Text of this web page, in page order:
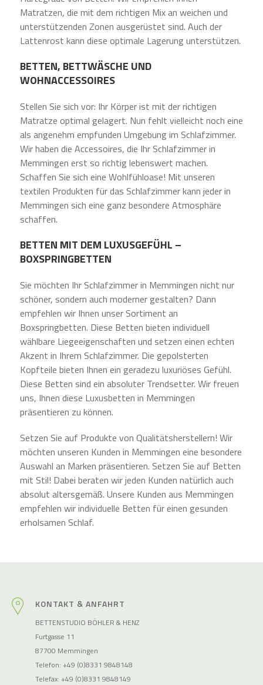
Matratzen, die mit dem richtigen Mix an weichen und
unterstützenden Zonen ausgerüstet sind. Auch der
Lattenrost kann diese optimale Lagerung unterstützen.
BETTEN, BETTWÄSCHE UND
WOHNACCESSOIRES
Stellen Sie sich vor: Ihr Körper ist mit der richtigen
Matratze optimal gelagert. Nun fehlt vielleicht noch eine
als angenehm empfunden Umgebung im Schlafzimmer.
Wir haben die Accessoires, die Ihr Schlafzimmer in
Memmingen erst so richtig lebenswert machen.
Schaffen Sie sich eine Wohlfühloase! Mit unseren
textilen Produkten für das Schlafzimmer kann jeder in
Memmingen sich eine ganz besondere Atmosphäre
schaffen.
BETTEN MIT DEM LUXUSGEFÜHL –
BOXSPRINGBETTEN
Sie möchten Ihr Schlafzimmer in Memmingen nicht nur
schöner, sondern auch moderner gestalten? Dann
empfehlen wir Ihnen unser Sortiment an
Boxspringbetten. Diese Betten bieten individuell
wählbare Liegeeigenschaften und setzen einen echten
Akzent in Ihrem Schlafzimmer. Die gepolsterten
Kopfteile bieten Ihnen ein geradezu luxuriöses Gefühl.
Diese Betten sind ein absoluter Trendsetter. Wir freuen
uns, Ihnen diese Luxusbetten in Memmingen
präsentieren zu können.
Setzen Sie auf Produkte von Qualitätsherstellern! Wir
möchten unseren Kunden in Memmingen eine besondere
Auswahl an Marken präsentieren. Setzen Sie auf Betten
mit Stil! Dabei beraten wir jeden Kunden natürlich auch
absolut altersgemäß. Unsere Kunden aus Memmingen
empfehlen wir individuelle Betten für einen gesunden
erholsamen Schlaf.
KONTAKT & ANFAHRT
BETTENSTUDIO BÖHLER & HENZ
Furtgasse 11
87700 Memmingen
Telefon: +49 (0)8331 9848148
Telefax: +49 (0)8331 9848149